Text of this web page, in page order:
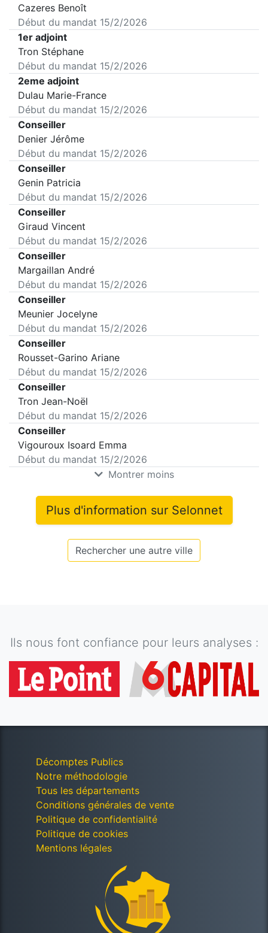
Cazeres Benoît
Début du mandat 15/2/2026
1er adjoint
Tron Stéphane
Début du mandat 15/2/2026
2eme adjoint
Dulau Marie-France
Début du mandat 15/2/2026
Conseiller
Denier Jérôme
Début du mandat 15/2/2026
Conseiller
Genin Patricia
Début du mandat 15/2/2026
Conseiller
Giraud Vincent
Début du mandat 15/2/2026
Conseiller
Margaillan André
Début du mandat 15/2/2026
Conseiller
Meunier Jocelyne
Début du mandat 15/2/2026
Conseiller
Rousset-Garino Ariane
Début du mandat 15/2/2026
Conseiller
Tron Jean-Noël
Début du mandat 15/2/2026
Conseiller
Vigouroux Isoard Emma
Début du mandat 15/2/2026
Montrer moins
Plus d'information sur Selonnet
Rechercher une autre ville
Ils nous font confiance pour leurs analyses :
Décomptes Publics
Notre méthodologie
Tous les départements
Conditions générales de vente
Politique de confidentialité
Politique de cookies
Mentions légales